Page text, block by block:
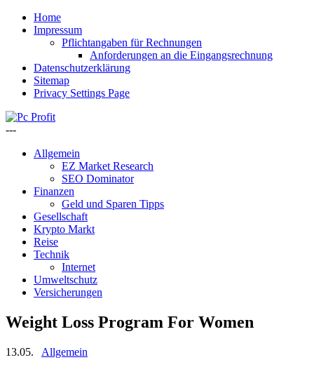
Home
Impressum
Pflichtangaben für Rechnungen
Anforderungen an die Eingangsrechnung
Datenschutzerklärung
Sitemap
Privacy Settings Page
---
Allgemein
EZ Market Research
SEO Dominator
Finanzen
Geld und Sparen Tipps
Gesellschaft
Krypto Markt
Reise
Technik
Internet
Umweltschutz
Versicherungen
Weight Loss Program For Women
13.05. Allgemein